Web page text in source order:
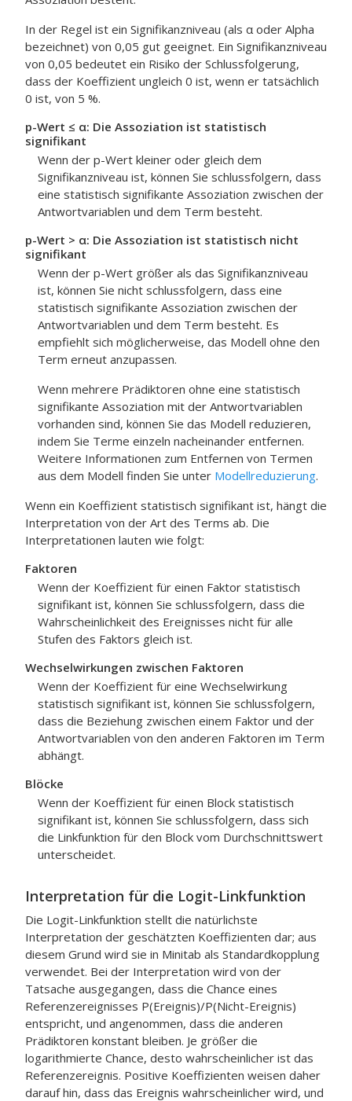
In der Regel ist ein Signifikanzniveau (als α oder Alpha
bezeichnet) von 0,05 gut geeignet. Ein Signifikanzniveau
von 0,05 bedeutet ein Risiko der Schlussfolgerung,
dass der Koeffizient ungleich 0 ist, wenn er tatsächlich
0 ist, von 5 %.
p-Wert ≤ α: Die Assoziation ist statistisch
signifikant
Wenn der p-Wert kleiner oder gleich dem
Signifikanzniveau ist, können Sie schlussfolgern, dass
eine statistisch signifikante Assoziation zwischen der
Antwortvariablen und dem Term besteht.
p-Wert > α: Die Assoziation ist statistisch nicht
signifikant
Wenn der p-Wert größer als das Signifikanzniveau
ist, können Sie nicht schlussfolgern, dass eine
statistisch signifikante Assoziation zwischen der
Antwortvariablen und dem Term besteht. Es
empfiehlt sich möglicherweise, das Modell ohne den
Term erneut anzupassen.
Wenn mehrere Prädiktoren ohne eine statistisch
signifikante Assoziation mit der Antwortvariablen
vorhanden sind, können Sie das Modell reduzieren,
indem Sie Terme einzeln nacheinander entfernen.
Weitere Informationen zum Entfernen von Termen
aus dem Modell finden Sie unter Modellreduzierung.
Wenn ein Koeffizient statistisch signifikant ist, hängt die
Interpretation von der Art des Terms ab. Die
Interpretationen lauten wie folgt:
Faktoren
Wenn der Koeffizient für einen Faktor statistisch
signifikant ist, können Sie schlussfolgern, dass die
Wahrscheinlichkeit des Ereignisses nicht für alle
Stufen des Faktors gleich ist.
Wechselwirkungen zwischen Faktoren
Wenn der Koeffizient für eine Wechselwirkung
statistisch signifikant ist, können Sie schlussfolgern,
dass die Beziehung zwischen einem Faktor und der
Antwortvariablen von den anderen Faktoren im Term
abhängt.
Blöcke
Wenn der Koeffizient für einen Block statistisch
signifikant ist, können Sie schlussfolgern, dass sich
die Linkfunktion für den Block vom Durchschnittswert
unterscheidet.
Interpretation für die Logit-Linkfunktion
Die Logit-Linkfunktion stellt die natürlichste
Interpretation der geschätzten Koeffizienten dar; aus
diesem Grund wird sie in Minitab als Standardkopplung
verwendet. Bei der Interpretation wird von der
Tatsache ausgegangen, dass die Chance eines
Referenzereignisses P(Ereignis)/P(Nicht-Ereignis)
entspricht, und angenommen, dass die anderen
Prädiktoren konstant bleiben. Je größer die
logarithmierte Chance, desto wahrscheinlicher ist das
Referenzereignis. Positive Koeffizienten weisen daher
darauf hin, dass das Ereignis wahrscheinlicher wird, und